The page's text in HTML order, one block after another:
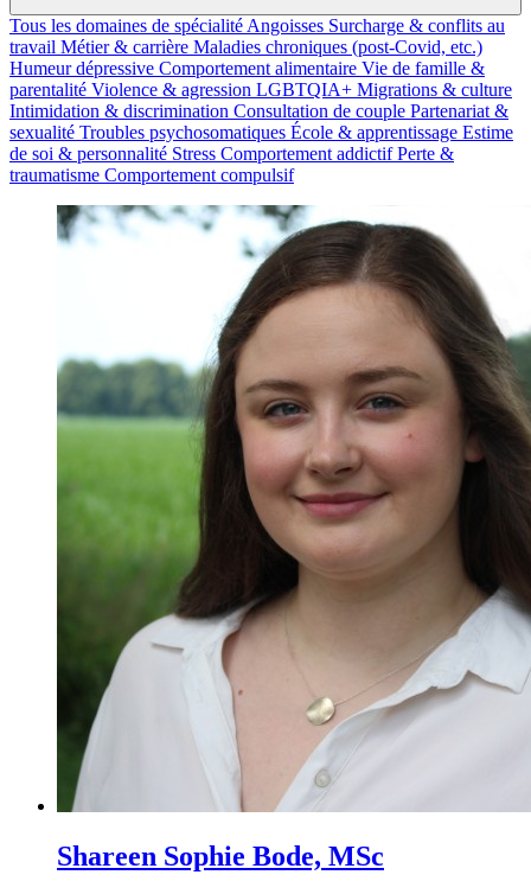
Tous les domaines de spécialité Angoisses Surcharge & conflits au
travail Métier & carrière Maladies chroniques (post-Covid, etc.)
Humeur dépressive Comportement alimentaire Vie de famille &
parentalité Violence & agression LGBTQIA+ Migrations & culture
Intimidation & discrimination Consultation de couple Partenariat &
sexualité Troubles psychosomatiques École & apprentissage Estime
de soi & personnalité Stress Comportement addictifPerte &
traumatisme Comportement compulsif
Shareen Sophie Bode, MSc